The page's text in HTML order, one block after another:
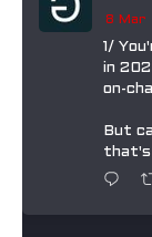
8 Mar
1/
in
on-
But
that's